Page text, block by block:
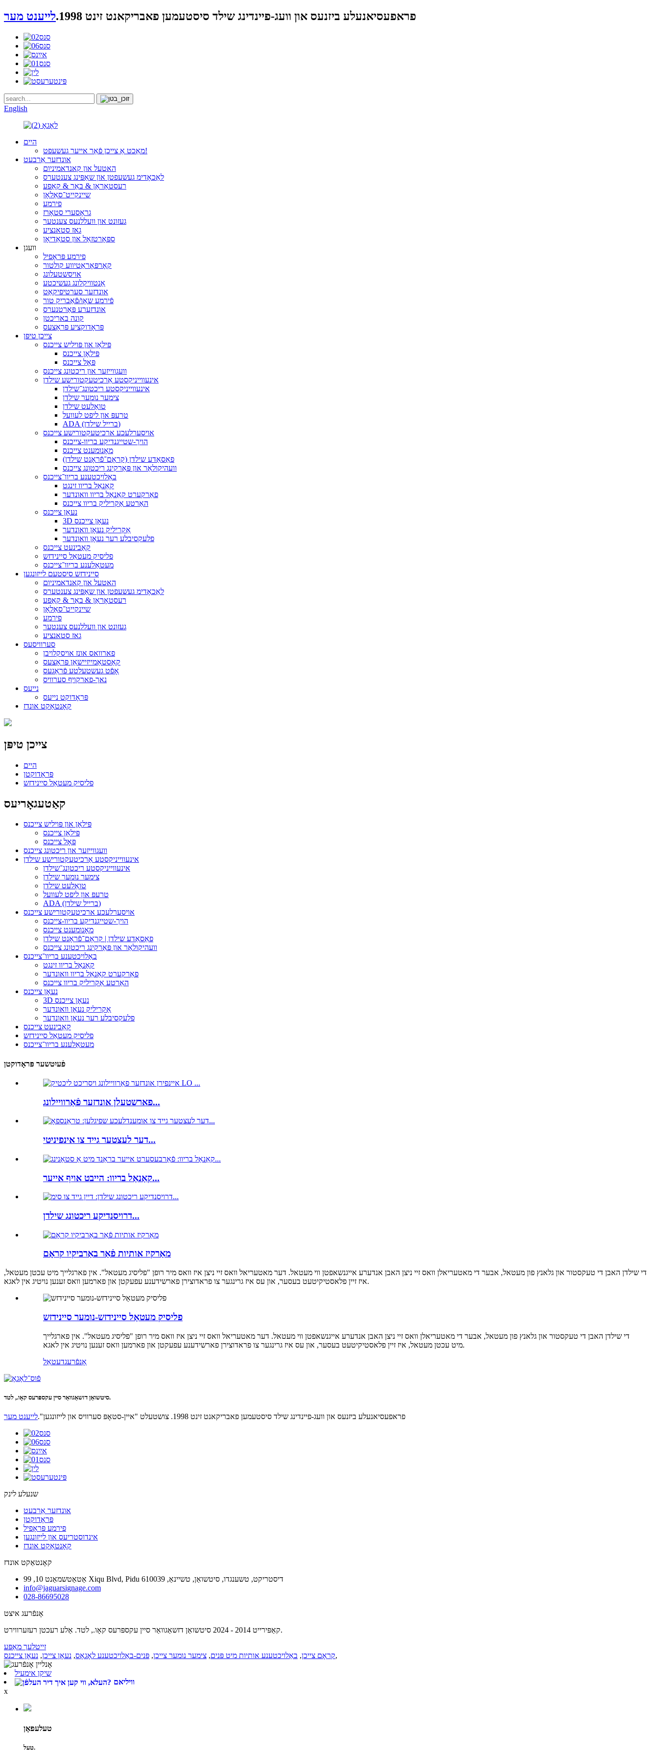
פראפעסיאנעלע ביזנעס און וועג-פיינדינג שילד סיסטעמען פאבריקאנט זינט 1998. לייענט מער
English
היים
מאַכט אַ צייכן פֿאַר אייער געשעפט!
אונדזער אַרבעט
האטעל און קאנדאמיניום
לאַכאָדימ געשעפטן און שאַפּינג צענטערס
רעסטאָראַן & באַר & קאַפע
שיינקייט־סאַלאָן
פירמע
גראָסערי סטאָרז
געזונט און וועללנעס צענטער
גאז סטאנציע
ספּאָרטזאַל און סטאַדיאָן
וועגן
פירמע פּראָפיל
קאָרפּאָראַטיווע קולטור
אויסשטעלונג
אַנטוויקלונג געשיכטע
אונדזער סערטיפיקאַט
פֿירמע שאָו/פֿאַבריק טור
אונדזערע פּאַרטנערס
קונה באריכטן
פּראָדוקציע פּראָצעס
צייכן טיפּן
פּילאָן און פּויליש צייכנס
פּילאָן צייכנס
פּאָל צייכנס
וועגווייזער און ריכטונג צייכנס
אינעווייניקסטע אַרכיטעקטורישע שילדן
אינעווייניקסטע ריכטונג־שילדן
צימער נומער שילדן
טואַלעט שילדן
טרעפּ און ליפט לעוועל
ADA (ברייל שילדן)
אויסערלעכע ארכיטעקטורישע צייכנס
הויך-שטייגנדיקע בריוו-צייכנס
מאָנומענט צייכנס
פאַסאַדע שילדן (קראָם־פֿראָנט שילדן)
וועהיקולאַר און פּאַרקינג ריכטונג צייכנס
באַלויכטענע בריוו־צייכנס
קאַנאַל בריוו זינגט
פאַרקערט קאַנאַל בריוו וואונדער
האַרטע אַקריליק בריוו צייכנס
נעאָן צייכנס
3D נעאָן צייכנס
אַקריליק נעאָן וואונדער
פלעקסיבלע רער נעאָן וואונדער
קאַבינעט צייכנס
פליסיק מעטאַל סיינידזש
מעטאַלענע בריוו־צייכנס
סיינידזש סיסטעם לייזונגען
האטעל און קאנדאמיניום
לאַכאָדימ געשעפטן און שאַפּינג צענטערס
רעסטאָראַן & באַר & קאַפע
שיינקייט־סאַלאָן
פירמע
געזונט און וועללנעס צענטער
גאז סטאנציע
סערוויסעס
פארוואס אונז אויסקלויבן
קאַסטאַמייזיישאַן פּראָצעס
אָפֿט געשטעלטע פֿראַגעס
נאך-פארקויף סערוויס
נייעס
פּראָדוקט נייעס
קאָנטאַקט אונדז
צייכן טיפּן
היים
פּראָדוקטן
פליסיק מעטאַל סיינידזש
קאַטעגאָריעס
פּילאָן און פּויליש צייכנס
פּילאָן צייכנס
פּאָל צייכנס
וועגווייזער און ריכטונג צייכנס
אינעווייניקסטע אַרכיטעקטורישע שילדן
אינעווייניקסטע ריכטונג־שילדן
צימער נומער שילדן
טואַלעט שילדן
טרעפּ און ליפט לעוועל
ADA (ברייל שילדן)
אויסערלעכע ארכיטעקטורישע צייכנס
הויך-שטייגנדיקע בריוו-צייכנס
מאָנומענט צייכנס
פאַסאַדע שילדן | קראָם־פֿראָנט שילדן
וועהיקולאַר און פּאַרקינג ריכטונג צייכנס
באַלויכטענע בריוו־צייכנס
קאַנאַל בריוו זינגט
פאַרקערט קאַנאַל בריוו וואונדער
האַרטע אַקריליק בריוו צייכנס
נעאָן צייכנס
3D נעאָן צייכנס
אַקריליק נעאָן וואונדער
פלעקסיבלע רער נעאָן וואונדער
קאַבינעט צייכנס
פליסיק מעטאַל סיינידזש
מעטאַלענע בריוו־צייכנס
פֿעיִטשער פּראָדוקטן
פארשטעלן אונדזער פֿאַרוויילונג...
דער לעצטער גייד צו אינפיניטי...
קאַנאַל בריוו: הייבט אויף אייער...
דרויסנדיקע ריכטונג שילדן...
מאַרקיז אותיות פֿאַר באַרביקיו קראָם
די שילדן האבן די טעקסטור און גלאנץ פון מעטאל, אבער די מאטעריאלן וואס זיי ניצן האבן אנדערע אייגנשאפטן ווי מעטאל. דער מאטעריאל וואס זיי ניצן איז וואס מיר רופן "פליסיג מעטאל". אין פארגלייך מיט עכטן מעטאל,
איז זיין פלאסטיקיטעט בעסער, און עס איז גרינגער צו פראדוצירן פארשידענע עפעקטן און פארמען וואס זענען נויטיג אין לאגא.
פליסיק מעטאַל סיינידזש-נומער סיינידזש
די שילדן האבן די טעקסטור און גלאנץ פון מעטאל, אבער די מאטעריאלן וואס זיי ניצן האבן אנדערע אייגנשאפטן ווי מעטאל. דער מאטעריאל וואס זיי ניצן איז וואס מיר רופן "פליסיג מעטאל". אין פארגלייך
מיט עכטן מעטאל, איז זיין פלאסטיקיטעט בעסער, און עס איז גרינגער צו פראדוצירן פארשידענע עפעקטן און פארמען וואס זענען נויטיג אין לאגא.
אָנפֿרעגדעטאַל
סיטשואַן דזשאַגוואַר סיין עקספּרעס קאָו., לטד.
פראפעסיאנעלע ביזנעס און וועג-פיינדינג שילד סיסטעמען פאבריקאנט זינט 1998. צושטעלט "איין-סטאָפּ סערוויס און לייזונגען". לייענט מער
שנעלע לינק
אונדזער אַרבעט
פּראָדוקטן
פירמע פּראָפיל
אינדוסטריעס און לייזונגען
קאָנטאַקט אונדז
קאָנטאַקט אונדז
אַטאַטשמאַנט 10, 99 Xiqu Blvd, Pidu דיסטריקט, טשענגדו, סיטשואַן, טשיינאַ, 610039
info@jaguarsignage.com
028-86695028
אָנפֿרעג איצט
קאַפּירייט 2014 - 2024 סיטשואַן דזשאַגוואַר סיין עקספּרעס קאָו., לטד. אַלע רעכטן רעזערווירט.
זייטלעך מאַפּע
קראָם צייכן, באַלויכטענע אותיות מיט פּנים, צימער נומער צייכן, פּנים-באַלויכטענע לאָגאָס, נעאָן צייכן, נעאָן צייכנס ,
שיקן אימעיל
וויליאם
x
טעלעפאָן
טעל.